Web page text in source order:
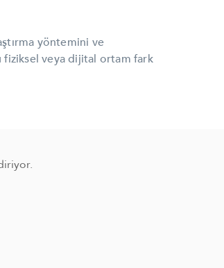
yöntemini ve
veya dijital ortam fark